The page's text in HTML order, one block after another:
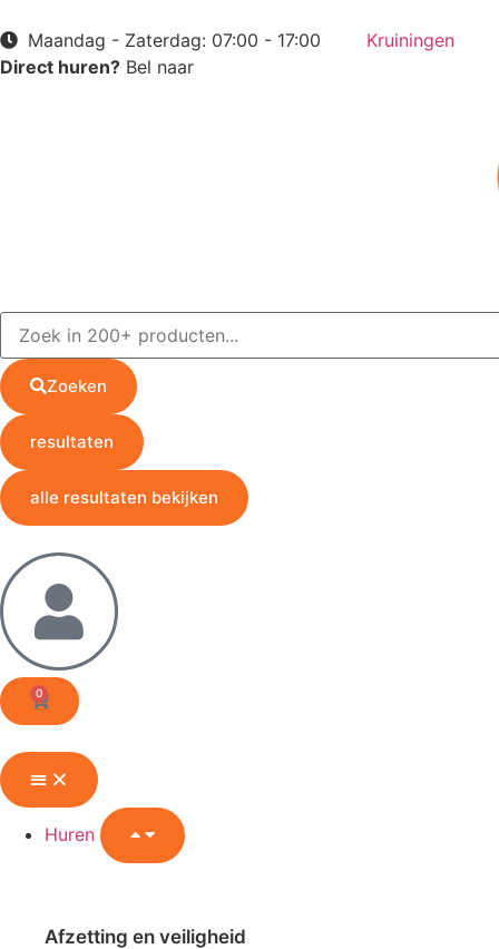
Maandag - Zaterdag: 07:00 - 17:00
Kruiningen
Direct huren? Bel naar
Zoeken
resultaten
alle resultaten bekijken
0
Huren
Afzetting en veiligheid